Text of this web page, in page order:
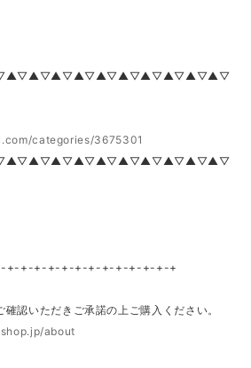
categories/3675301
+-+-+-+-+-+-+-+-+-+-+-+-+
認いただきご承諾の上ご購入ください。
about